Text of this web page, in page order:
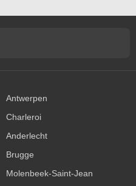
Antwerpen
Charleroi
Anderlecht
Brugge
Molenbeek-Saint-Jean